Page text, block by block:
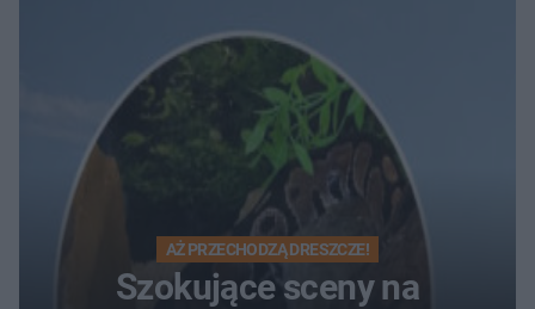
Muzeum Wsi Kieleckiej
AŻ PRZECHODZĄ DRESZCZE!
Szokujące sceny na